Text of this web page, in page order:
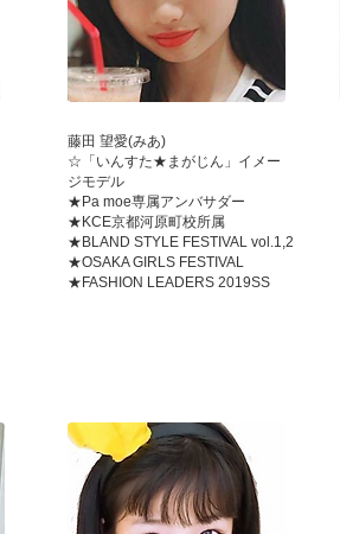
藤田 望愛(みあ)
☆「いんすた★まがじん」イメー
ジモデル
★Pa moe専属アンバサダー
★KCE京都河原町校所属
★BLAND STYLE FESTIVAL vol.1,2
★OSAKA GIRLS FESTIVAL
★FASHION LEADERS 2019SS